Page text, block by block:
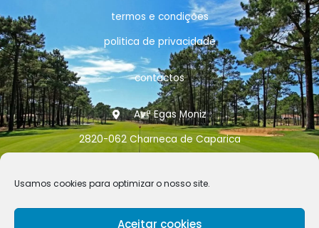
Usamos cookies para optimizar o nosso site.
Aceitar cookies
termos e condições
politica de privacidade
contactos
Avª Egas Moniz
2820-062 Charneca de Caparica
968 461 771
©2025 APRHA. TODOS OS DIREITOS RESERVADOS.